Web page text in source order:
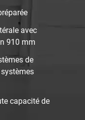
avec
910 mm
de
capacité de